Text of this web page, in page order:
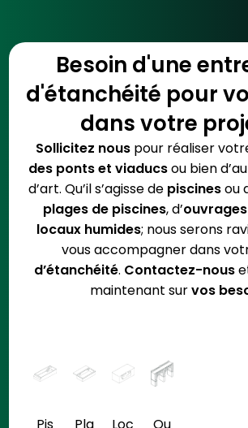
Besoin d'une
d'étanchéité pour
dans votre
Sollicitez nouspour réaliser
des ponts et viaducsou bien
d’art. Qu’il s’agisse de piscinesou
plages de piscines, d’
locaux humides; nous serons
vous accompagner dans
d’étanchéité. Contactez-nous
maintenant survos